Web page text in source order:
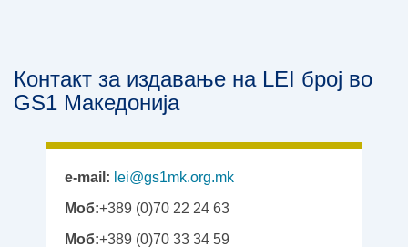
Контакт за издавање на LEI број во
GS1 Македонија
e-mail: lei@gs1mk.org.mk
Моб:+389 (0)70 22 24 63
Моб:+389 (0)70 33 34 59